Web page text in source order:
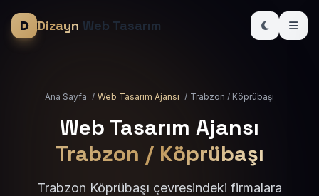
Dizayn Web Tasarım
Ana Sayfa / Web Tasarım Ajansı / Trabzon / Köprübaşı
Web Tasarım Ajansı
Trabzon / Köprübaşı
Trabzon Köprübaşı çevresindeki firmalara